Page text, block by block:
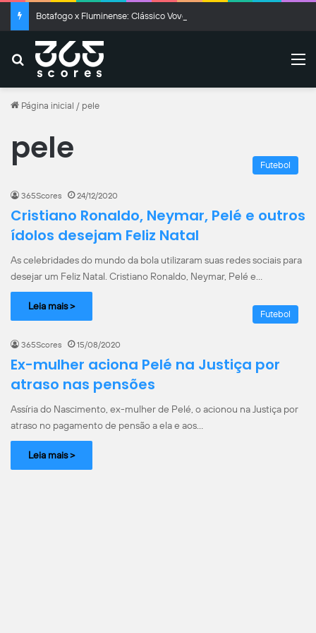
Buscar
Página inicial / pele
pele Futebol
365Scores 24/12/2020
Cristiano Ronaldo, Neymar, Pelé e outros
ídolos desejam Feliz Natal
As celebridades do mundo da bola utilizaram suas redes sociais para
desejar um Feliz Natal. Cristiano Ronaldo, Neymar, Pelé e…
Leia mais >
Futebol
365Scores 15/08/2020
Ex-mulher aciona Pelé na Justiça por
atraso nas pensões
Assíria do Nascimento, ex-mulher de Pelé, o acionou na Justiça por
atraso no pagamento de pensão a ela e aos…
Leia mais >